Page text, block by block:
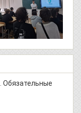
Обязательные